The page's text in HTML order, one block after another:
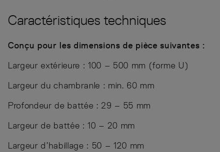
Caractéristiques techniques
Conçu pour les dimensions de pièce suivantes :
Largeur extérieure : 100 – 500 mm (forme U)
Largeur du chambranle : min. 60 mm
Profondeur de battée : 29 – 55 mm
Largeur de battée : 10 – 20 mm
Largeur d’habillage : 50 – 120 mm